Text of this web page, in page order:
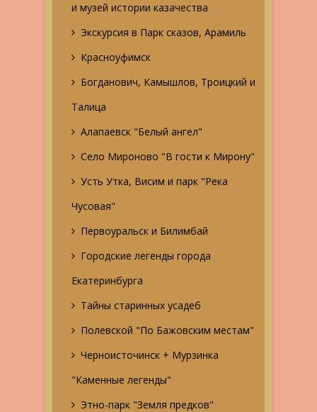
и музей истории казачества
Экскурсия в Парк сказов, Арамиль
Красноуфимск
Богданович, Камышлов, Троицкий и
Талица
Алапаевск "Белый ангел"
Село Мироново "В гости к Мирону"
Усть Утка, Висим и парк "Река
Чусовая"
Первоуральск и Билимбай
Городские легенды города
Екатеринбурга
Тайны старинных усадеб
Полевской "По Бажовским местам"
Черноисточинск + Мурзинка
"Каменные легенды"
Этно-парк "Земля предков"